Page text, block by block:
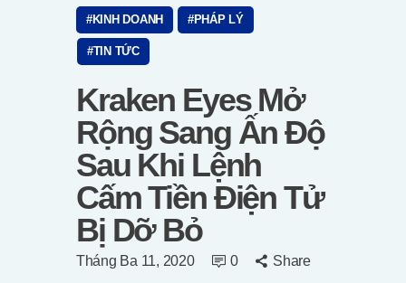
Video
Thông Cáo Báo Chí
KINH DOANH PHÁP LÝ
TIN TỨC
Kraken Eyes Mở
Rộng Sang Ấn Độ
Sau Khi Lệnh
Cấm Tiền Điện Tử
Bị Dỡ Bỏ
Tháng Ba 11, 2020 0 Share